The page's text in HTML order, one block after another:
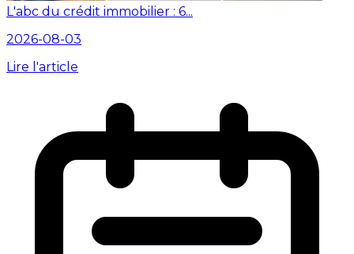
L'abc du crédit immobilier : 6...
2026-08-03
Lire l'article